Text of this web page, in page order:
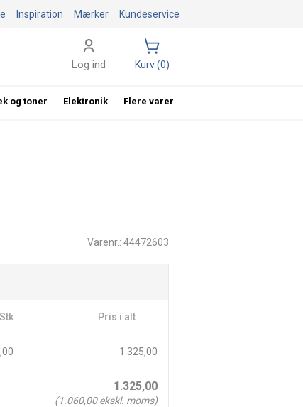
Varenr.: 44472603
Pris i alt
1.325,00
1.325,00
(1.060,00ekskl. moms)
Kundeservice
Mærker
Inspiration
Log ind Kurv (0)
og toner Elektronik Flere varer